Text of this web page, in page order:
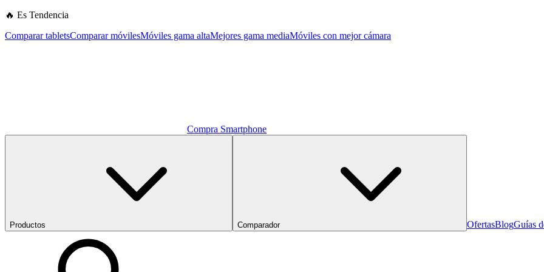
🔥 Es Tendencia
Comparar tabletsComparar móvilesMóviles gama altaMejores gama mediaMóviles con mejor cámara
Compra Smartphone
Productos Comparador OfertasBlogGuías